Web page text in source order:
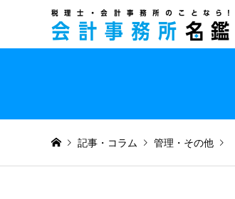
記事・コラム 管理・その他